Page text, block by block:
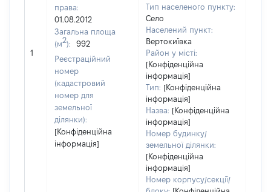
1
права:
01.08.2012
Загальна площа
(м2):
992
Реєстраційний
номер
(кадастровий
номер для
земельної
ділянки):
[Конфіденційна
інформація]
Тип населеного пункту:
Село
Населений пункт:
Вертокиївка
Район у місті:
[Конфіденційна
інформація]
Тип: [Конфіденційна
інформація]
Назва: [Конфіденційна
інформація]
Номер будинку/
земельної ділянки:
[Конфіденційна
інформація]
Номер корпусу/секції/